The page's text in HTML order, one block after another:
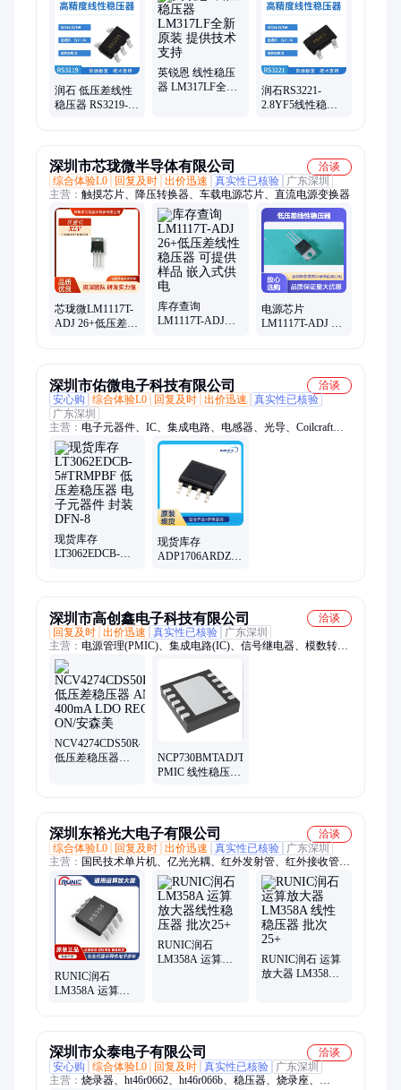
电路、电源管理芯片、DC-DC转换器、芯片定制、运算放大器、
接口电路、接口转接方案芯片、单片机方案、MCU方案、MCU
方案定制、单片机产品解决方案、智能方案开发、消费类电子方
案、汽车电子方案
润石 低压差线性
稳压器 RS3219-
英锐恩 线性稳压
器 LM317LF全新
润石RS3221-
2.8YF5线性稳压
深圳市芯珑微半导体有限公司
洽谈
综合体验L0
回复及时 出价迅速 真实性已核验
广东深圳
主营： 触摸芯片、降压转换器、车载电源芯片、直流电源变换器
芯珑微LM1117T-
ADJ 26+低压差线
库存查询
LM1117T-ADJ
电源芯片
LM1117T-ADJ 低
深圳市佑微电子科技有限公司
洽谈
安心购
综合体验L0 回复及时 出价迅速
真实性已核验
广东深圳
主营： 电子元器件、IC、集成电路、电感器、光导、Coilcraft、
mentor
现货库存
LT3062EDCB-
现货库存
ADP1706ARDZ-
深圳市高创鑫电子科技有限公司
洽谈
回复及时 出价迅速 真实性已核验
广东深圳
主营： 电源管理(PMIC)、集成电路(IC)、信号继电器、模数转换
器(ADC)、数模转换器(DAC)、功率继电器、DC-DC 转换器、
AC-DC 转换器、模块、胶带粘合剂、高压连接器、汽车继电
器、电源管理 IC、变压器、ESD保护二极管/T、工业接近传感器
NCV4274CDS50R4G
低压差稳压器
NCP730BMTADJTBG
PMIC 线性稳压器
深圳东裕光大电子有限公司
洽谈
综合体验L0
回复及时 出价迅速 真实性已核验
广东深圳
主营： 国民技术单片机、亿光光耦、红外发射管、红外接收管、
流量计量模块、单片机芯片、光电三极管、光电二极管、二极管
贴片LED、光敏三极管、贴片发光二极管、蓝牙芯片、光电耦合
器、光耦、光敏接收管、模拟开关、发射管接收管、运算放大
器、亿光红外线接收头、光隔离器、贴片红外线接收头、小型红
外发光二极管
RUNIC润石
LM358A 运算放
RUNIC润石
LM358A 运算放
RUNIC润石 运算
放大器 LM358A
深圳市众泰电子有限公司
洽谈
安心购
综合体验L0 回复及时 真实性已核验
广东深圳
主营： 烧录器、ht46r0662、ht46r066b、稳压器、烧录座、